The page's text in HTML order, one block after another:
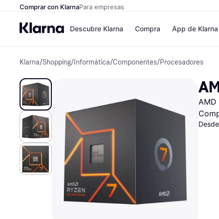
Comprar con KlarnaPara empresas
Descubre Klarna
Formas de pago
Paga en 3 plazos
Paga en 30 días
Financiación
Klarna en Apple
Compra
Tiendas
Zalando
JD Sports
Directorio de
App de Klarna
Klarna/Shopping/ Informática/Componentes/Procesadores